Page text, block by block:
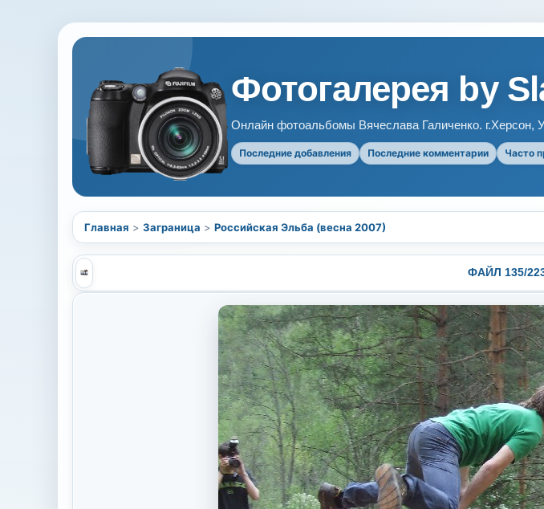
Фотогалерея by
Онлайн фотоальбомы Вячеслава Галиченко. г.Херсон,
Последние добавления Последние комментарии Часто
Главная > Заграница > Российская Эльба (весна 2007)
ФАЙЛ 135/